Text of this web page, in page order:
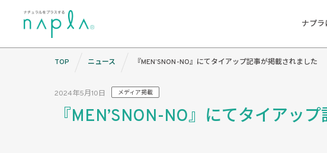
ナプラ
2024年5月10日 メディア掲載
『MEN’SNON-NO』にてタイアッ
TOP ニュース 『MEN’SNON-NO』にてタイアップ記事が掲載されました